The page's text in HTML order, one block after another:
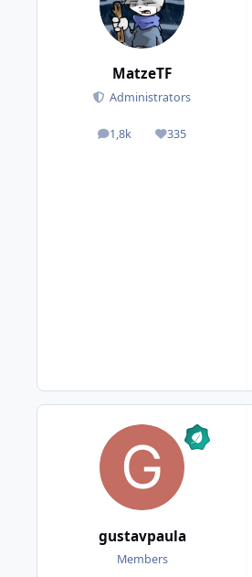
MatzeTF
Administrators
1,8k
posts 335
Reputation
gustavpaula
Members